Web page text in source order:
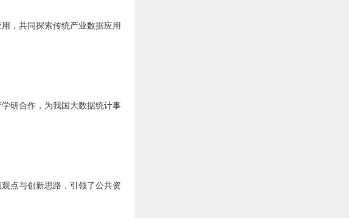
，共同探索传统产业数据应用
研合作，为我国大数据统计事
点与创新思路，引领了公共资